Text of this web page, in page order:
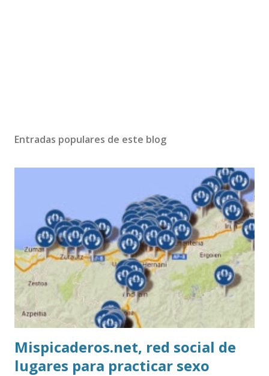
Entradas populares de este blog
Mispicaderos.net, red social de
lugares para practicar sexo